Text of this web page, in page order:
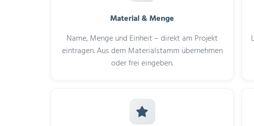
Material & Menge
Name, Menge und Einheit – direkt am Projekt
eintragen. Aus dem Materialstamm übernehmen
oder frei eingeben.